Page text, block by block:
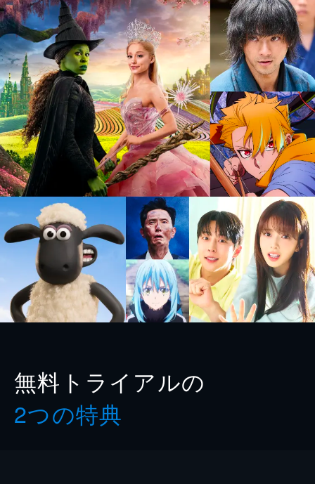
無料トライアルの
2つの特典